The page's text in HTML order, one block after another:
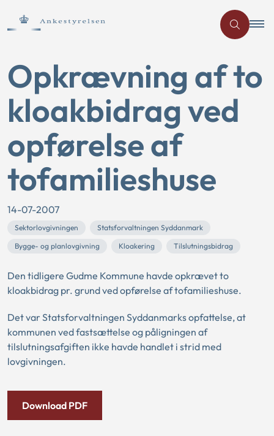
Opkrævning af to
kloakbidrag ved
opførelse af
tofamilieshuse
14-07-2007
Sektorlovgivningen
Statsforvaltningen Syddanmark
Bygge- og planlovgivning
Kloakering Tilslutningsbidrag
Den tidligere Gudme Kommune havde opkrævet to
kloakbidrag pr. grund ved opførelse af tofamilieshuse.
Det var Statsforvaltningen Syddanmarks opfattelse, at
kommunen ved fastsættelse og påligningen af
tilslutningsafgiften ikke havde handlet i strid med
lovgivningen.
Download PDF